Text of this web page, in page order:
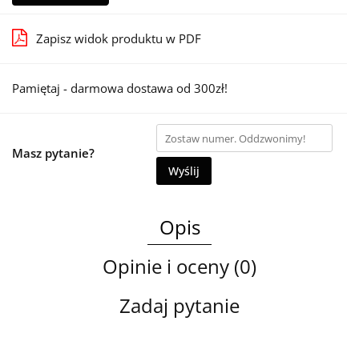
Zapisz widok produktu w PDF
Pamiętaj - darmowa dostawa od 300zł!
Masz pytanie?
Wyślij
Opis
Opinie i oceny (0)
Zadaj pytanie